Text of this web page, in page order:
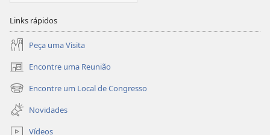
Links rápidos
Peça uma Visita
Encontre uma Reunião
(abre
nova
janela)
Encontre um Local de Congresso
(abre
nova
janela)
Novidades
Vídeos